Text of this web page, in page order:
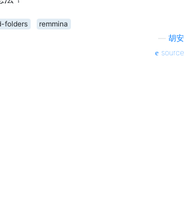
folders
remmina
胡安
source